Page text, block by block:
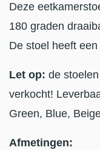
Deze
180 graden
De stoel heeft
Let op: de
verkocht!
Green, Blue,
Afmetingen: